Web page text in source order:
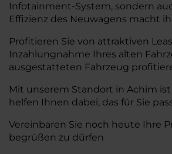
Infotainment-System, sondern
Effizienz des Neuwagens macht
Profitieren Sie von attraktiven
Inzahlungnahme Ihres alten
ausgestatteten Fahrzeug
Mit unserem Standort in Achim
helfen Ihnen dabei, das für Sie
Vereinbaren Sie noch heute Ihre
begrüßen zu dürfen